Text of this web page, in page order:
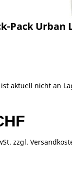
Pack Urban
aktuell nicht an
zzgl.